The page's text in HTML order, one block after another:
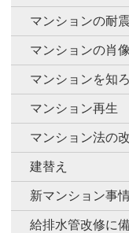
マンションの耐
マンションの肖像
マンションを知
マンション再生
マンション法の
建替え
新マンション事
給排水管改修に